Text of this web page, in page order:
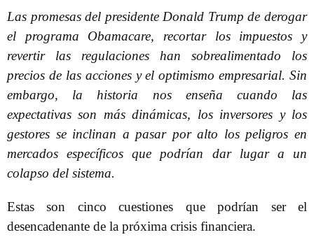
Las promesas del presidente Donald Trump de derogar
el programa Obamacare, recortar los impuestos y
revertir las regulaciones han sobrealimentado los
precios de las acciones y el optimismo empresarial. Sin
embargo, la historia nos enseña cuando las
expectativas son más dinámicas, los inversores y los
gestores se inclinan a pasar por alto los peligros en
mercados específicos que podrían dar lugar a un
colapso del sistema.
Estas son cinco cuestiones que podrían ser el
desencadenante de la próxima crisis financiera.